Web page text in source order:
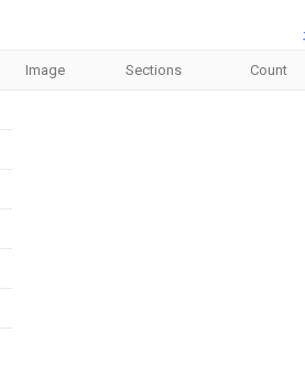
Image Sections Count